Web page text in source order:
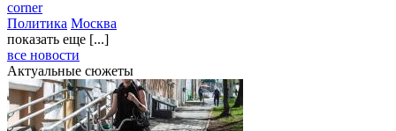
corner
Политика Москва
показать еще [...]
все новости
Актуальные сюжеты